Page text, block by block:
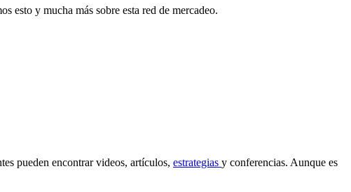
esto y mucha más sobre esta red de mercadeo.
pueden encontrar videos, artículos, estrategias y conferencias. Aunque es